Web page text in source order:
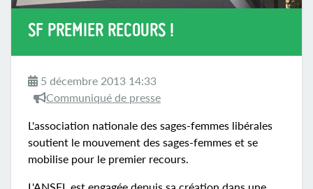
SF PREMIER RECOURS !
5 décembre 2013 14:33
Communiqué de presse
L'association nationale des sages-femmes libérales
soutient le mouvement des sages-femmes et se
mobilise pour le premier recours.